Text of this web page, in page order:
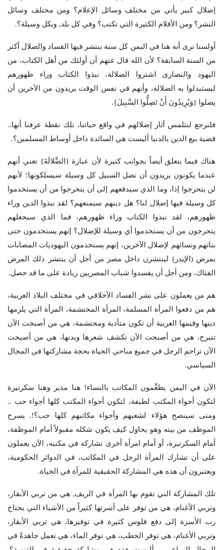
إضلال كبير يأتي من مختلف وسائل الإعلام؟ ومن مختلف وسائل
النشر؟ ومن الأقلام الكثيرة التي تكتب؟ وفي كل بلد, وبكل وسيلة؟.
أولسنا نرى أنه هنا في اليمن كل سنة ينتشر فيها الفساد والضلال أكثر
من السنة السابقة؟ لأن الله قال عنهم أن أولئك من أهل الكتاب، من
اليهود والنصارى اشتروا الضلالة، نبذوا الكتاب وراء ظهورهم
ليستبدلوا به الضلالة، وأنهم في نفس الوقت يريدون من الآخرين أن
يضلوا {وَيُرِيدُونَ أَنْ تَضِلُّوا السَّبِيلَ}.
فلنرجع لنتلمس آثار إضلالهم في واقع حياتنا، تلك نقطة عرفنا أنها..
قضية بيع الدين بالدنيا أليست هي السائدة داخل أوساط المسلمين؟.
هناك فيما يتعلق أيضاً بجوانب كثيرة لأن عبارة {الضَّلالَةَ} تعني أنهم
عندما يكونون يريدون أن نضل السبيل كل وسيلة سيسلكونها؛ لأنهم
لن يتحرجوا إذا، وما الذي سيدفعهم إلى أن يتحرجوا من أن يستخدموا
كل وسيلة فيها إضلال لنا‎؟ هل دينهم سيمنعهم؟ لقد نبذوا الدين وراء
ظهورهم، لقد نبذوا الكتاب وراء ظهورهم، فما الذي سيجعلهم
يتحرجون من أن يستخدموا أي وسيلة للإضلال؟ إنهم يستخدمون حتى
بناتهم ونسائهم لإضلال الآخرين، إنهم يستخدمون اليهوديات المصابات
بمرض (الإيدز) لينتشرن داخل مصر من أجل أن ينتشر ذلك المرض
الفتاك، ومن أجل أن يفسدوا شباب المصريين زيادة على ما قد حصل.
هم من يعملون على نشر الفساد الأخلاقي في مختلف البلاد العربية،
هم من دفعوا المرأة المسلمة، المرأة المحتشمة، المرأة التي يلزمها
دينها وقيمها العربية أن تكون متأدبة ومحتشمة، هي من أصبحت الآن
تتبرج، هي من أصبحت الآن تكشف شعرها وبدنها، هي من أصبحت
الآن تزاحم الرجل في جميع مناحي الحياة بحجة مشاركتها في المجال
السياسي.
الآن في اليمن يطعِّمون المكاتب بالنساء! هنا مدير وهنا سكرتيرة
لتكون أجواء المكتب لطيفة، لتكون أجواء المكتب كلها أجواء حب ..
ومتى سينصح هؤلاء لشعبهم وأجواء مكاتبهم كلها حب؟!. يسرح
الموظف من بيته وهو يحاول كيف يكون شكله مقبولاً أمام الموظفة،
أمام السكرتيرة، أو أمام امرأة أخرى تشاركه في مكتبه، الآن يعملون
على أن تشارك المرأة الرجل في المكاتب، في الدوائر الحكومية،
ويعتبرون أن هذه هي المشاركة الحقيقية للمرأة في الحياة.
تلك المشاركة التي تقوم بها المرأة في الريف, هي من تربي الأبقار،
وتربي الأغنام، هي من توفر على أسرتها كثيراً من الأشياء التي يحتاج
رب الأسرة إلى دفع فلوس كثيرة في توفيرها، هي تربي الأبقار،
وتربي الأغنام، هي توفر الحطب، هي توفر الماء، هي تعمل جاهدةً في